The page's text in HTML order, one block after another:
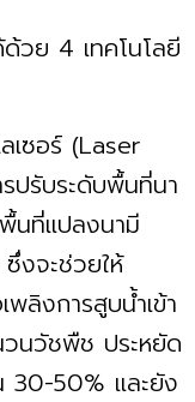
วย 4 เทคโนโลยี
เซอร์ (Laser
ปรับระดับพื้นที่นา
นที่แปลงนามี
งจะช่วยให้
พลิงการสูบน้ำเข้า
นวัชพืช ประหยัด
30-50% และยัง